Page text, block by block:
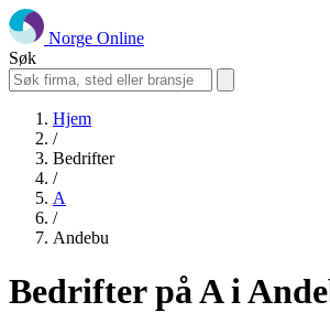
Norge Online
Søk
Hjem
/
Bedrifter
/
A
/
Andebu
Bedrifter på A i